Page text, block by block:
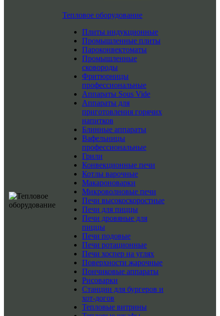
Тепловое оборудование
Плиты индукционные
Промышленные плиты
Пароконвектоматы
Промышленные
сковороды
Фритюрницы
профессиональные
Аппараты Sous Vide
Аппараты для
приготовления горячих
напитков
Блинные аппараты
Вафельницы
профессиональные
Грили
Конвекционные печи
Котлы варочные
Макароноварки
Микроволновые печи
Печи высокоскоростные
Печи для пиццы
Печи дровяные для
пиццы
Печи подовые
Печи ротационные
Печи хоспер на углях
Поверхности жарочные
Пончиковые аппараты
Рисоварки
Станции для бургеров и
хот-догов
Тепловые витрины